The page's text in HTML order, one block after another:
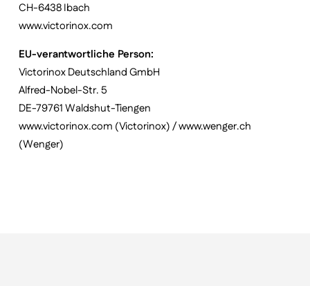
CH-6438 Ibach
www.victorinox.com
EU-verantwortliche Person:
Victorinox Deutschland GmbH
Alfred-Nobel-Str. 5
DE-79761 Waldshut-Tiengen
www.victorinox.com (Victorinox) / www.wenger.ch
(Wenger)